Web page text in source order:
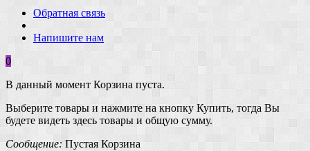
Обратная связь
Напишите нам
0
В данный момент Корзина пуста.
Выберите товары и нажмите на кнопку Купить, тогда Вы
будете видеть здесь товары и общую сумму.
Сообщение: Пустая Корзина